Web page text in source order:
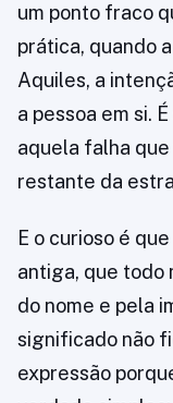
um ponto fraco
prática, quando
Aquiles, a
a pessoa em si.
aquela falha
restante da
E o curioso é
antiga, que todo
do nome e pela
significado não
expressão